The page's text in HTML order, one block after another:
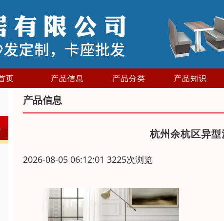
页 产品信息 产品分类 产品知识
产品信息
杭州余杭区异
2026-08-05 06:12:01 3225次浏览